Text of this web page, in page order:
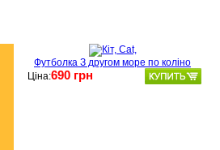
Футболка З другом море по коліно
Ціна:690 грн